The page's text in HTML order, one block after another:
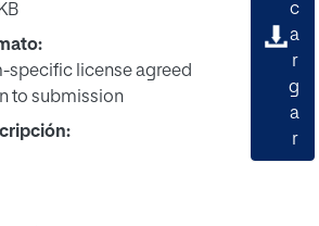
specific license agreed
to submission
c
a
r
g
a
r